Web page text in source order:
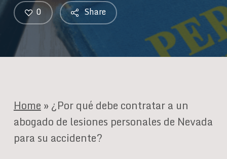
Share
0
Home»¿Por qué debe contratar a un
abogado de lesiones personales de Nevada
para su accidente?